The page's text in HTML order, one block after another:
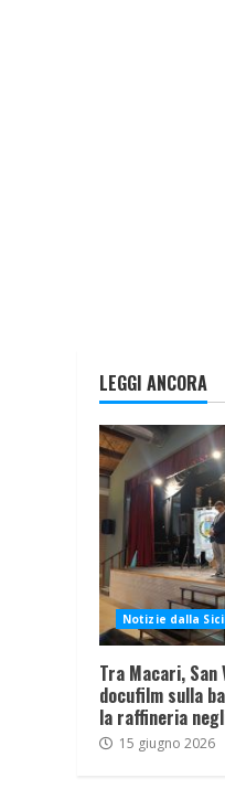
LEGGI ANCORA
Notizie dalla
Tra Macari,
docufilm sulla
la raffineria
15 giugno 2026